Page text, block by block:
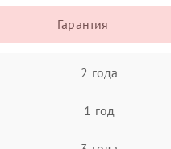
Гарантия
2 года
1 год